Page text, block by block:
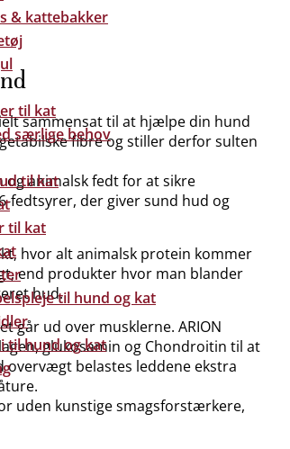
& kattebakker
til kat
særlige behov
til kat
til kat
til hund og kat
til hund og kat
sammensat til at hjælpe din hund
fibre og stiller derfor sulten
og animalsk fedt for at sikre
fedtsyrer, der giver sund hud og
hvor alt animalsk protein kommer
end produkter hvor man blander
hud.
går ud over musklerne. ARION
glukosamin og Chondroitin til at
overvægt belastes leddene ekstra
uden kunstige smagsforstærkere,